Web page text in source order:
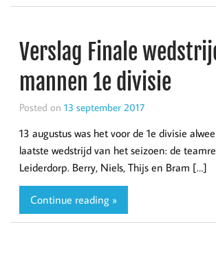
Verslag Finale
mannen 1e divisie
Posted on 13 september 2017
13 augustus was het voor de 1e divisie
laatste wedstrijd van het seizoen: de
Leiderdorp. Berry, Niels, Thijs en Bram […]
Continue reading »